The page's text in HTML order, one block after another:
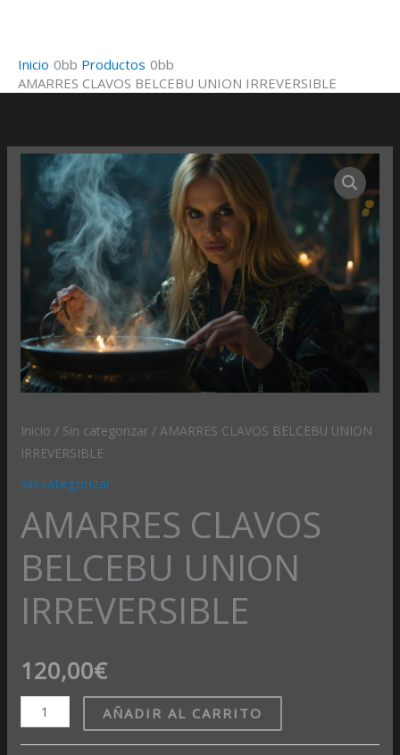
contenido
Inicio
Productos
AMARRES CLAVOS BELCEBU UNION IRREVERSIBLE
Inicio / Sin categorizar / AMARRES CLAVOS BELCEBU UNION
IRREVERSIBLE
Sin categorizar
AMARRES CLAVOS
BELCEBU UNION
IRREVERSIBLE
120,00€
AMARRES
CLAVOS
BELCEBU
UNION
IRREVERSIBLE
cantidad
AÑADIR AL CARRITO